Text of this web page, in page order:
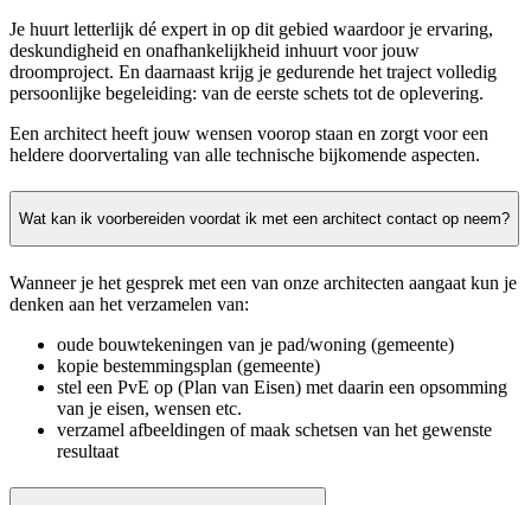
Je huurt letterlijk dé expert in op dit gebied waardoor je ervaring,
deskundigheid en onafhankelijkheid inhuurt voor jouw
droomproject. En daarnaast krijg je gedurende het traject volledig
persoonlijke begeleiding: van de eerste schets tot de oplevering.
Een architect heeft jouw wensen voorop staan en zorgt voor een
heldere doorvertaling van alle technische bijkomende aspecten.
Wat kan ik voorbereiden voordat ik met een architect contact op neem?
Wanneer je het gesprek met een van onze architecten aangaat kun je
denken aan het verzamelen van:
oude bouwtekeningen van je pad/woning (gemeente)
kopie bestemmingsplan (gemeente)
stel een PvE op (Plan van Eisen) met daarin een opsomming
van je eisen, wensen etc.
verzamel afbeeldingen of maak schetsen van het gewenste
resultaat